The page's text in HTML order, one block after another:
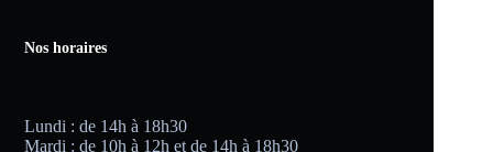
Nos horaires
Lundi : de 14h à 18h30
Mardi : de 10h à 12h et de 14h à 18h30